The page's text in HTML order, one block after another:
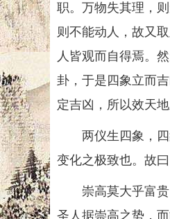
职。万物失其理，
则不能动人，故又
人皆观而自得焉。
卦，于是四象立而
定吉凶，所以效天
两仪生四象，四
变化之极致也。故
崇高莫大乎富贵
圣人据崇高之势，